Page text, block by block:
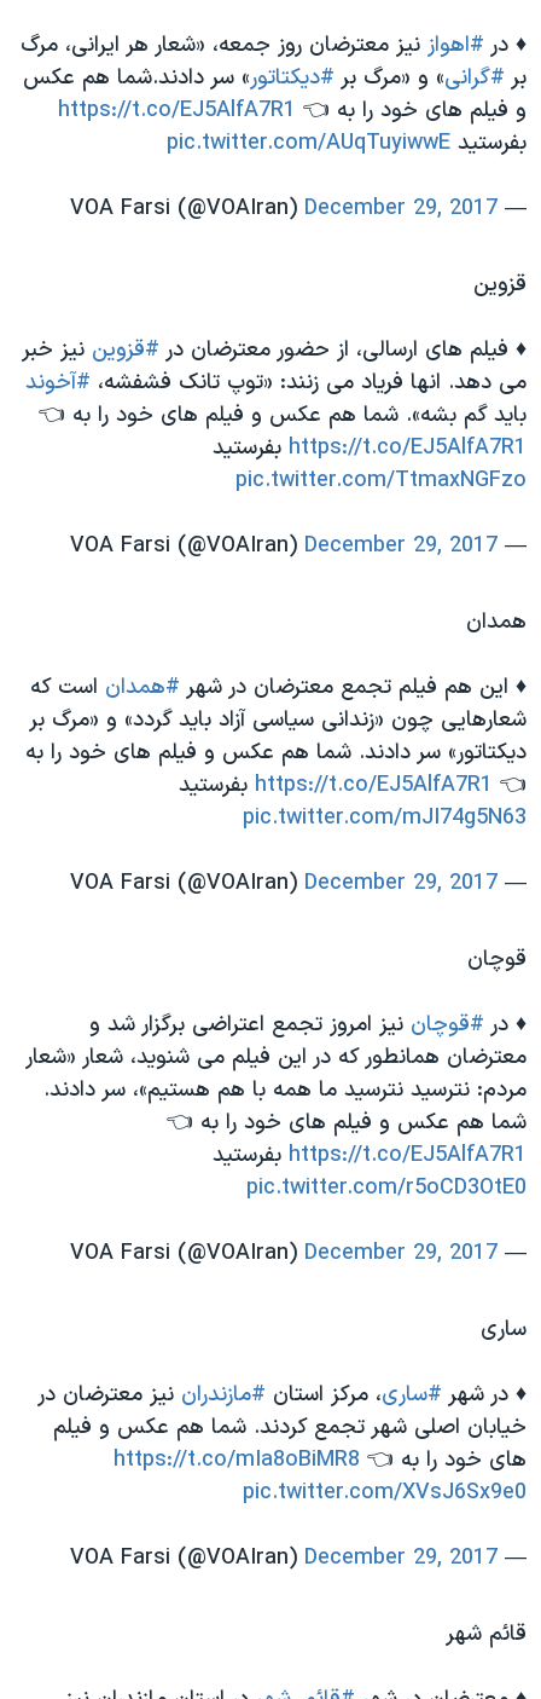
♦️ در #اهواز نیز معترضان روز جمعه، «شعار هر ایرانی، مرگ
بر #گرانی» و «مرگ بر #دیکتاتور» سر دادند.شما هم عکس
و فیلم های خود را به 👈 https://t.co/EJ5AlfA7R1
بفرستید pic.twitter.com/AUqTuyiwwE
— VOA Farsi (@VOAIran)
December 29, 2017
قزوین
♦️ فیلم های ارسالی، از حضور معترضان در #قزوین نیز خبر
می دهد. انها فریاد می زنند: «توپ تانک فشفشه، #آخوند
باید گم بشه». شما هم عکس و فیلم های خود را به 👈
https://t.co/EJ5AlfA7R1 بفرستید
pic.twitter.com/TtmaxNGFzo
— VOA Farsi (@VOAIran)
December 29, 2017
همدان
♦️ این هم فیلم تجمع معترضان در شهر #همدان است که
شعارهایی چون «زندانی سیاسی آزاد باید گردد» و «مرگ بر
دیکتاتور» سر دادند. شما هم عکس و فیلم های خود را به
👈
https://t.co/EJ5AlfA7R1 بفرستید
pic.twitter.com/mJI74g5N63
— VOA Farsi (@VOAIran)
December 29, 2017
قوچان
♦️ در #قوچان نیز امروز تجمع اعتراضی برگزار شد و
معترضان همانطور که در این فیلم می شنوید، شعار «شعار
مردم: نترسید نترسید ما همه با هم هستیم»، سر دادند.
شما هم عکس و فیلم های خود را به 👈
https://t.co/EJ5AlfA7R1 بفرستید
pic.twitter.com/r5oCD3OtE0
— VOA Farsi (@VOAIran)
December 29, 2017
ساری
♦️ در شهر #ساری، مرکز استان #مازندران نیز معترضان در
خیابان اصلی شهر تجمع کردند. شما هم عکس و فیلم
های خود را به 👈 https://t.co/mIa8oBiMR8
pic.twitter.com/XVsJ6Sx9e0
— VOA Farsi (@VOAIran)
December 29, 2017
قائم شهر